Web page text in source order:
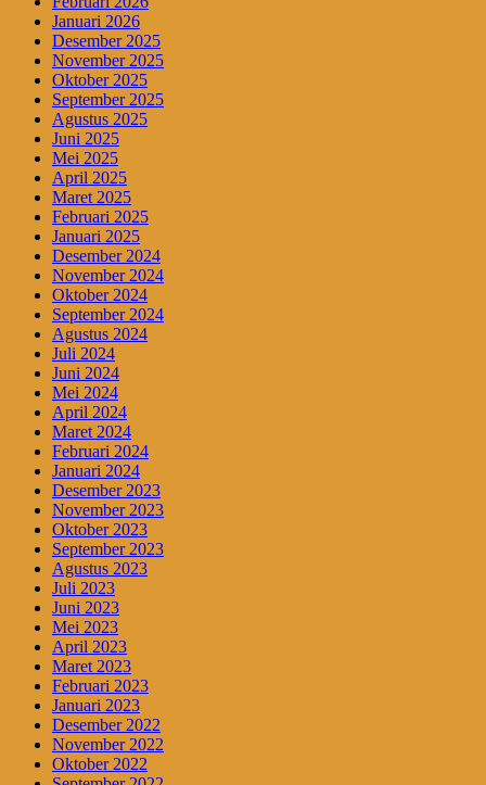
Januari 2026
Desember 2025
November 2025
Oktober 2025
September 2025
Agustus 2025
Juni 2025
Mei 2025
April 2025
Maret 2025
Februari 2025
Januari 2025
Desember 2024
November 2024
Oktober 2024
September 2024
Agustus 2024
Juli 2024
Juni 2024
Mei 2024
April 2024
Maret 2024
Februari 2024
Januari 2024
Desember 2023
November 2023
Oktober 2023
September 2023
Agustus 2023
Juli 2023
Juni 2023
Mei 2023
April 2023
Maret 2023
Februari 2023
Januari 2023
Desember 2022
November 2022
Oktober 2022